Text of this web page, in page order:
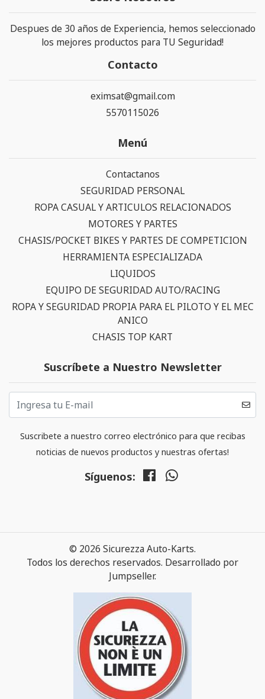
Despues de 30 años de Experiencia, hemos seleccionado
los mejores productos para TU Seguridad!
Contacto
eximsat@gmail.com
5570115026
Menú
Contactanos
SEGURIDAD PERSONAL
ROPA CASUAL Y ARTICULOS RELACIONADOS
MOTORES Y PARTES
CHASIS/POCKET BIKES Y PARTES DE COMPETICION
HERRAMIENTA ESPECIALIZADA
LIQUIDOS
EQUIPO DE SEGURIDAD AUTO/RACING
ROPA Y SEGURIDAD PROPIA PARA EL PILOTO Y EL MEC
ANICO
CHASIS TOP KART
Suscríbete a Nuestro Newsletter
Suscribete a nuestro correo electrónico para que recibas
noticias de nuevos productos y nuestras ofertas!
Síguenos:
© 2026 Sicurezza Auto-Karts.
Todos los derechos reservados. Desarrollado por
Jumpseller.